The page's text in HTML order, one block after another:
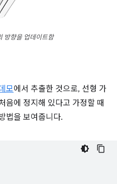
방향을 업데이트함
모에서 추출한 것으로, 선형 가
음에 정지해 있다고 가정할 때
법을 보여줍니다.